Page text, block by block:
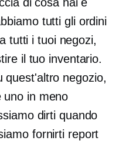
tutti gli ordini
tutti i tuoi negozi,
il tuo inventario.
quest'altro negozio,
uno in meno
dirti quando
fornirti report